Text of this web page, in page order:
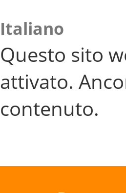
Italiano
Questo sito
attivato.
contenuto.